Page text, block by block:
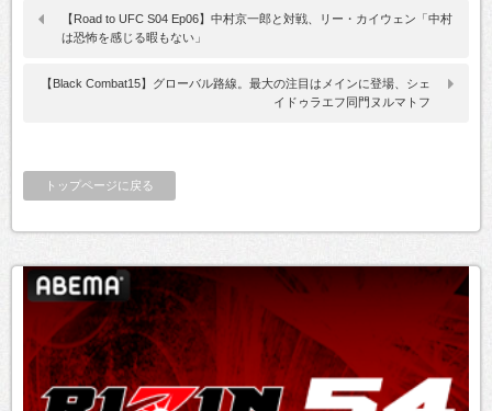
【Road to UFC S04 Ep06】中村京一郎と対戦、リー・カイウェン「中村
は恐怖を感じる暇もない」
【Black Combat15】グローバル路線。最大の注目はメインに登場、シェ
イドゥラエフ同門ヌルマトフ
トップページに戻る